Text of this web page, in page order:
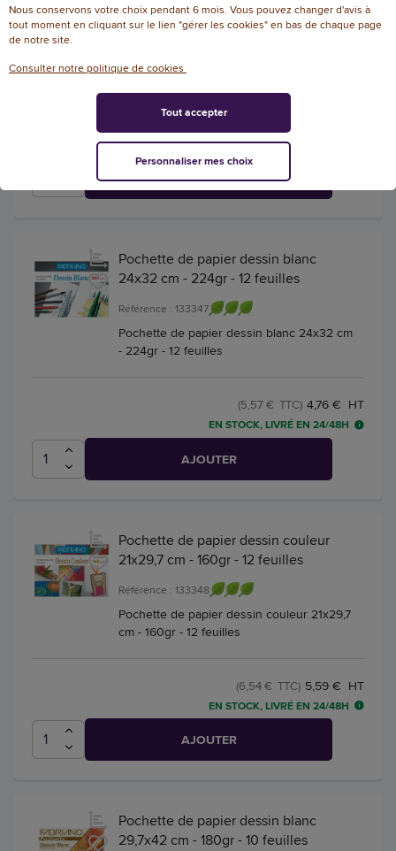
Référence
: 133458
4/5-
2avis
32 cm - 160 g
EN STOCK, LIVRÉ EN 24/48H
AJOUTER
Pochette de papier dessin blanc
24x32 cm - 224gr - 12 feuilles
Référence : 133347
Pochette de papier dessin blanc 24x32 cm
- 224gr - 12 feuilles
4,76 € HT
(5,57 € TTC)
EN STOCK, LIVRÉ EN 24/48H
AJOUTER
Pochette de papier dessin couleur
21x29,7 cm - 160gr - 12 feuilles
Référence : 133348
Pochette de papier dessin couleur 21x29,7
cm - 160gr - 12 feuilles
5,59 € HT
(6,54 € TTC)
EN STOCK, LIVRÉ EN 24/48H
AJOUTER
Pochette de papier dessin blanc
29,7x42 cm - 180gr - 10 feuilles
Nous conservons votre choix pendant 6 mois. Vous pouvez changer d'avis à
tout moment en cliquant sur le lien "gérer les cookies" en bas de chaque page
de notre site.
Consulter notre politique de cookies
Personnaliser mes choix
Tout accepter